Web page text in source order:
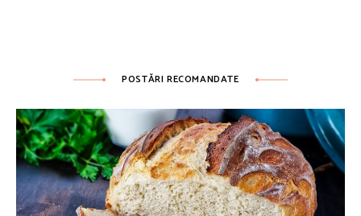
POSTĂRI RECOMANDATE